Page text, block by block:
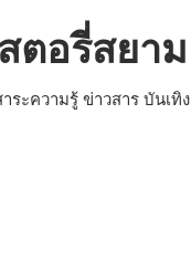
สตอรี่สยาม
าระความรู้ ข่าวสาร บันเทิง